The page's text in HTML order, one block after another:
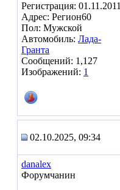
Регистрация: 01.11.2011
Адрес: Регион60
Пол: Мужской
Автомобиль: Лада-
Гранта
Сообщений: 1,127
Изображений: 1
02.10.2025, 09:34
danalex
Форумчанин